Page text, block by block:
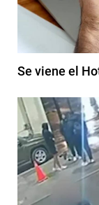
Se viene el